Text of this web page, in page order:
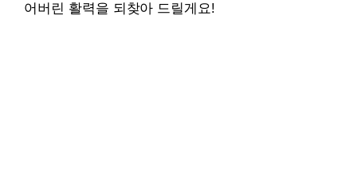
어버린 활력을 되찾아 드릴게요!